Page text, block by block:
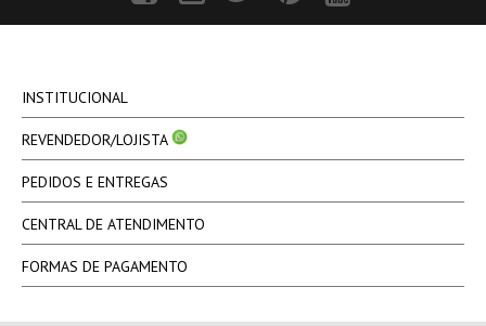
INSTITUCIONAL
REVENDEDOR/LOJISTA
PEDIDOS E ENTREGAS
CENTRAL DE ATENDIMENTO
FORMAS DE PAGAMENTO